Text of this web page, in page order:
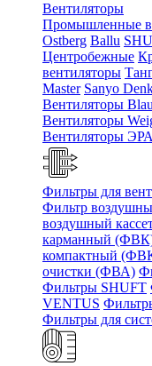
Вентиляторы
Промышленные
Ostberg Ballu
Центробежные
вентиляторы
Master Sanyo
Вентиляторы
Вентиляторы
Вентиляторы ЭРА
Фильтры для
Фильтр
воздушный
карманный
компактный
очистки (ФВА)
Фильтры SHUFT
VENTUS
Фильтры для